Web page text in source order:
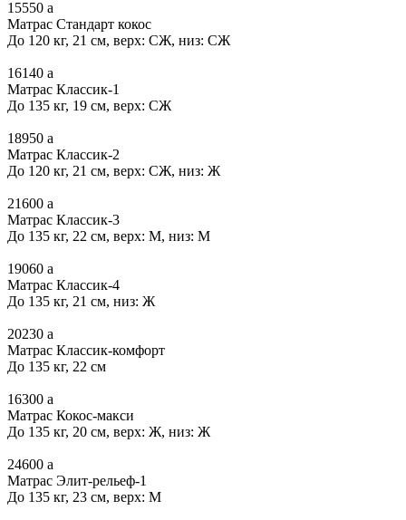
15550 a
Матрас Стандарт кокос
До 120 кг, 21 см, верх: СЖ, низ: СЖ
16140 a
Матрас Классик-1
До 135 кг, 19 см, верх: СЖ
18950 a
Матрас Классик-2
До 120 кг, 21 см, верх: СЖ, низ: Ж
21600 a
Матрас Классик-3
До 135 кг, 22 см, верх: М, низ: М
19060 a
Матрас Классик-4
До 135 кг, 21 см, низ: Ж
20230 a
Матрас Классик-комфорт
До 135 кг, 22 см
16300 a
Матрас Кокос-макси
До 135 кг, 20 см, верх: Ж, низ: Ж
24600 a
Матрас Элит-рельеф-1
До 135 кг, 23 см, верх: М